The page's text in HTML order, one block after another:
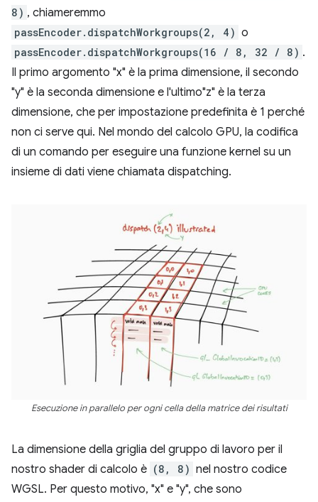
8) , chiameremmo
passEncoder.dispatchWorkgroups(2, 4) o
passEncoder.dispatchWorkgroups(16 / 8, 32 / 8) .
Il primo argomento "x" è la prima dimensione, il secondo
"y" è la seconda dimensione e l'ultimo"z" è la terza
dimensione, che per impostazione predefinita è 1 perché
non ci serve qui. Nel mondo del calcolo GPU, la codifica
di un comando per eseguire una funzione kernel su un
insieme di dati viene chiamata dispatching.
Esecuzione in parallelo per ogni cella della matrice dei risultati
La dimensione della griglia del gruppo di lavoro per il
nostro shader di calcolo è (8, 8) nel nostro codice
WGSL. Per questo motivo, "x" e "y", che sono